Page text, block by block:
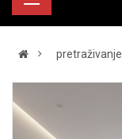
pretraživanje